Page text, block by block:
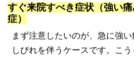
すぐ来院すべき症状（強い
症）
まず注意したいのが、急に強い
しびれを伴うケースです。こ